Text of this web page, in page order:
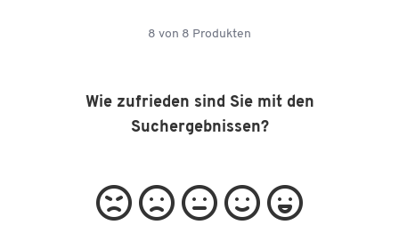
8 von 8 Produkten
Wie zufrieden sind Sie mit den
Suchergebnissen?